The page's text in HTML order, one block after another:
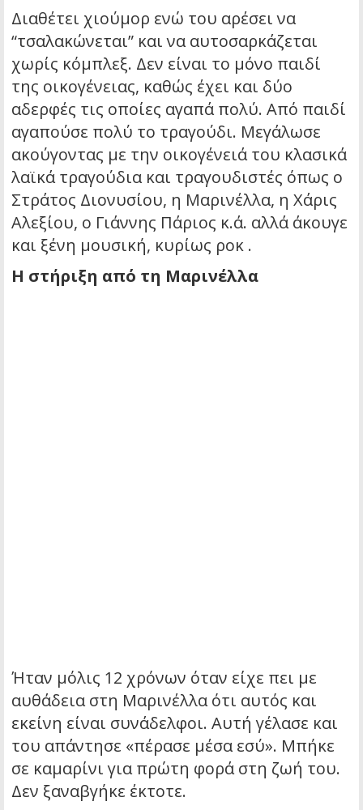
Διαθέτει χιούμορ ενώ του αρέσει να
“τσαλακώνεται” και να αυτοσαρκάζεται
χωρίς κόμπλεξ. Δεν είναι το μόνο παιδί
της οικογένειας, καθώς έχει και δύο
αδερφές τις οποίες αγαπά πολύ. Από παιδί
αγαπούσε πολύ το τραγούδι. Μεγάλωσε
ακούγοντας με την οικογένειά του κλασικά
λαϊκά τραγούδια και τραγουδιστές όπως ο
Στράτος Διονυσίου, η Μαρινέλλα, η Χάρις
Αλεξίου, ο Γιάννης Πάριος κ.ά. αλλά άκουγε
και ξένη μουσική, κυρίως ροκ .
Η στήριξη από τη Μαρινέλλα
Ήταν μόλις 12 χρόνων όταν είχε πει με
αυθάδεια στη Μαρινέλλα ότι αυτός και
εκείνη είναι συνάδελφοι. Αυτή γέλασε και
του απάντησε «πέρασε μέσα εσύ». Μπήκε
σε καμαρίνι για πρώτη φορά στη ζωή του.
Δεν ξαναβγήκε έκτοτε.